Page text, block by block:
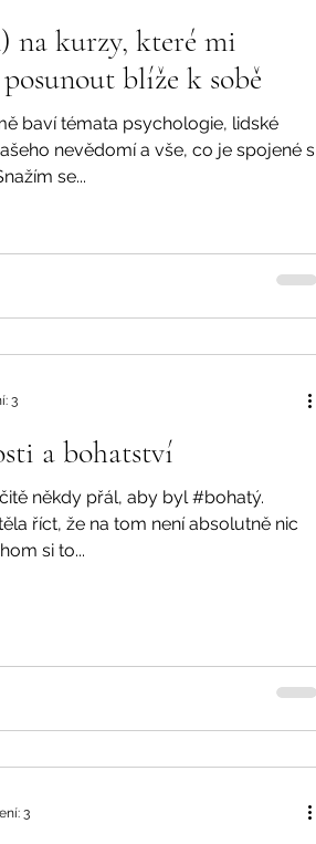
na kurzy, které mi
blíže k sobě
baví témata psychologie, lidské
nevědomí a vše, co je spojené s
se...
a bohatství
někdy přál, aby byl #bohatý.
říct, že na tom není absolutně nic
si to...
3
3